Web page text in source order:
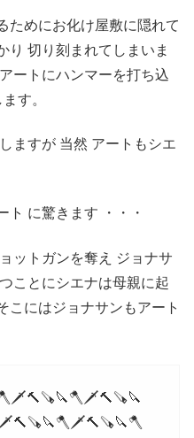
ためにお化け屋敷に隠れて
り 切り刻まれてしまいま
ートにハンマーを打ち込
す。
ますが 当然 アートもシエ
ト に驚きます ・・・
ットガンを奪え ジョナサ
ことにシエナは母親に起
こにはジョナサンもアート